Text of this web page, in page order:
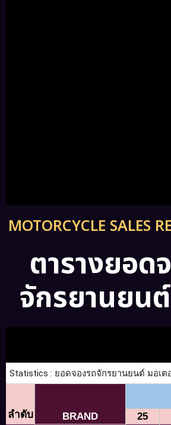
MOTORCYCLE SALES
ตารางยอด
จักรยานยน